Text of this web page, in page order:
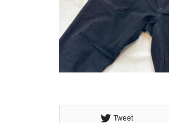
Tweet